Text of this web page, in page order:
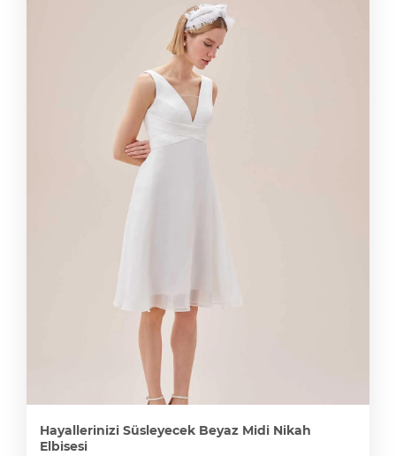
Hayallerinizi Süsleyecek Beyaz Midi Nikah
Elbisesi